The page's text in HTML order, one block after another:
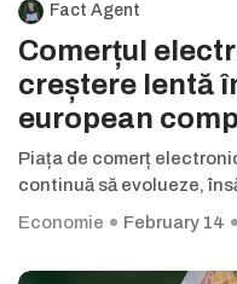
Fact Agent
Comerțul
creștere lentă
european
Piața de comerț
continuă să evolueze,
Economie
February 14